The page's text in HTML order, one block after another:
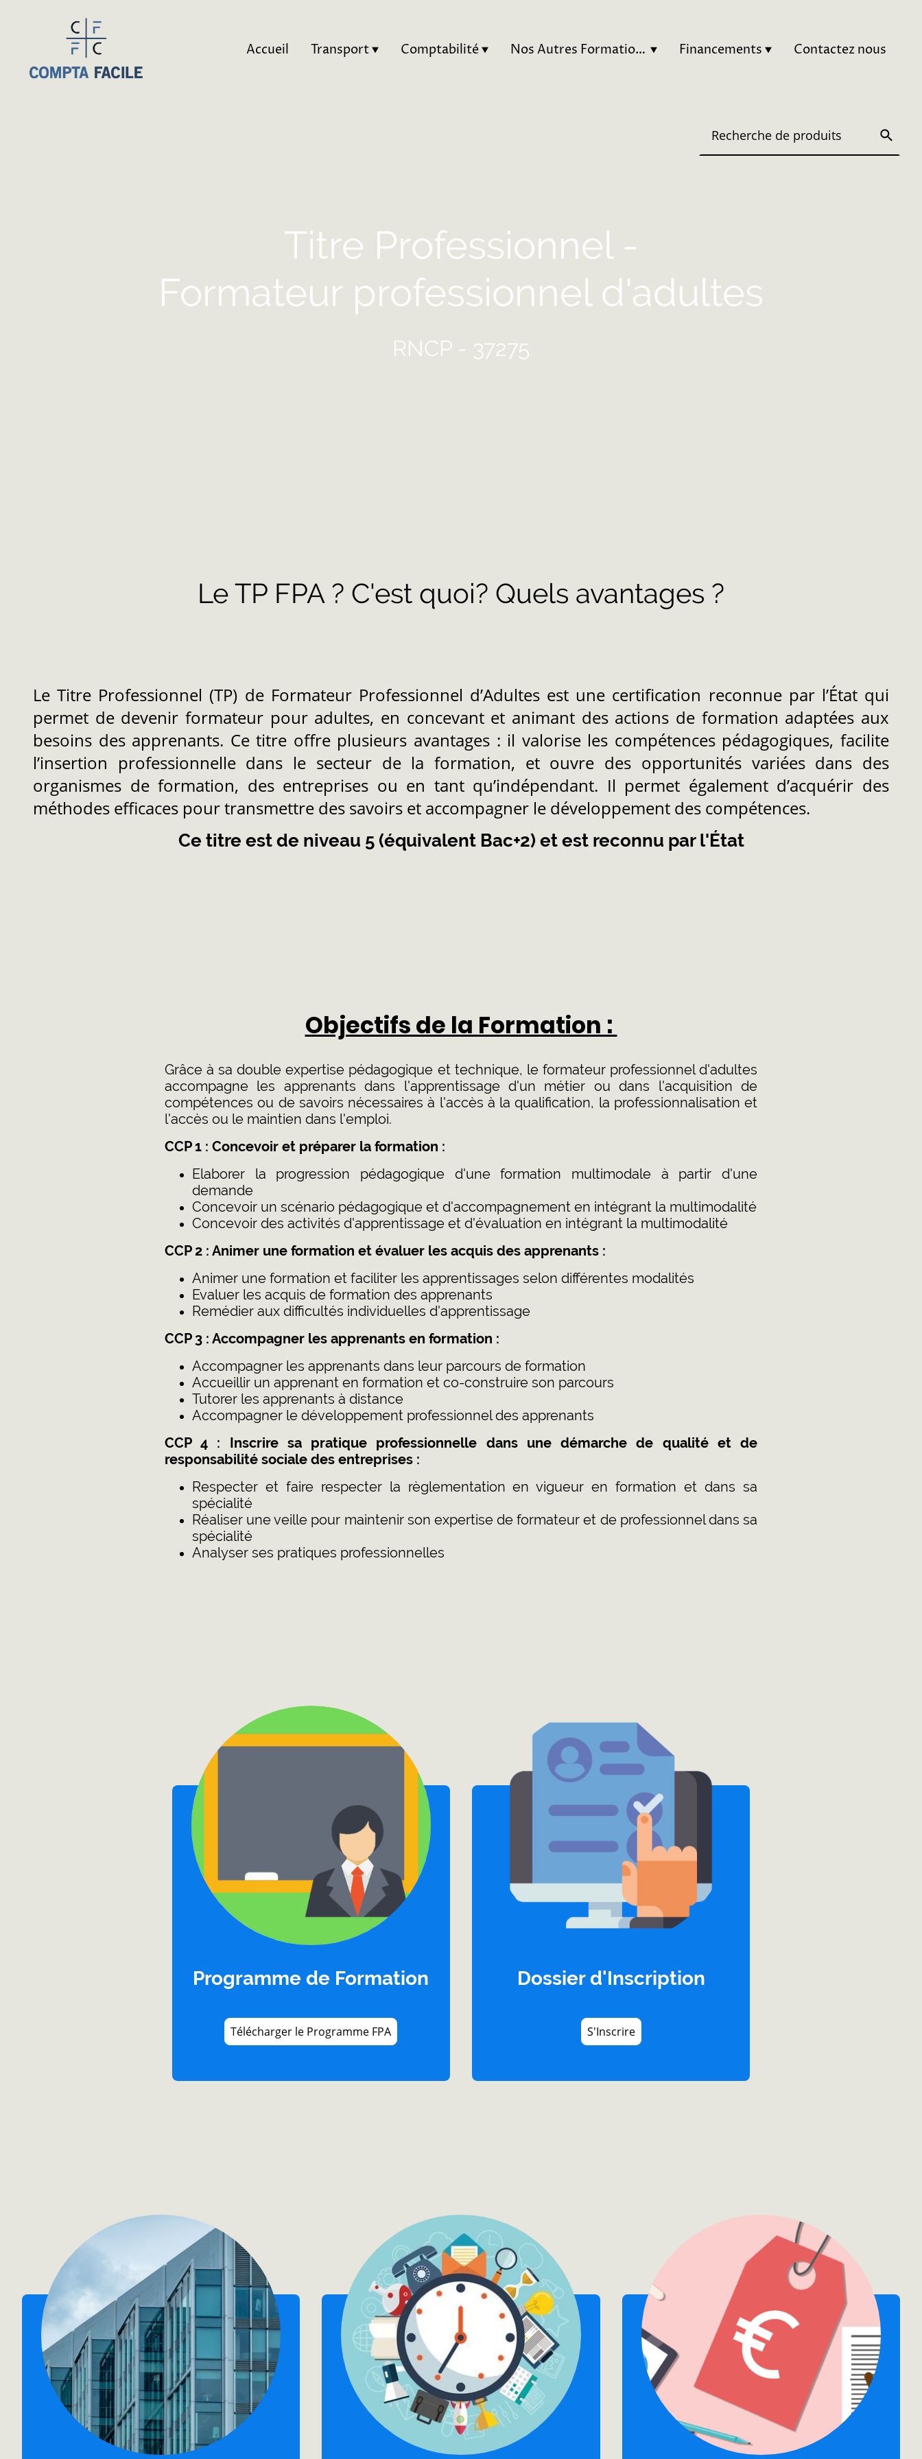
Accueil Transport Comptabilité Nos Autres Formations Financements Contactez nous
Titre Professionnel -
Formateur professionnel d'adultes
RNCP - 37275
Le TP FPA ? C'est quoi? Quels avantages ?
Le Titre Professionnel (TP) de Formateur Professionnel d’Adultes est une certification reconnue par l’État qui
permet de devenir formateur pour adultes, en concevant et animant des actions de formation adaptées aux
besoins des apprenants. Ce titre offre plusieurs avantages : il valorise les compétences pédagogiques, facilite
l’insertion professionnelle dans le secteur de la formation, et ouvre des opportunités variées dans des
organismes de formation, des entreprises ou en tant qu’indépendant. Il permet également d’acquérir des
méthodes efficaces pour transmettre des savoirs et accompagner le développement des compétences.
Ce titre est de niveau 5 (équivalent Bac+2) et est reconnu par l'État
Objectifs de la Formation :
Grâce à sa double expertise pédagogique et technique, le formateur professionnel d'adultes
accompagne les apprenants dans l'apprentissage d'un métier ou dans l'acquisition de
compétences ou de savoirs nécessaires à l'accès à la qualification, la professionnalisation et
l'accès ou le maintien dans l'emploi.
CCP 1 : Concevoir et préparer la formation :
Elaborer la progression pédagogique d'une formation multimodale à partir d'une
demande
Concevoir un scénario pédagogique et d'accompagnement en intégrant la multimodalité
Concevoir des activités d'apprentissage et d'évaluation en intégrant la multimodalité
CCP 2 : Animer une formation et évaluer les acquis des apprenants :
Animer une formation et faciliter les apprentissages selon différentes modalités
Evaluer les acquis de formation des apprenants
Remédier aux difficultés individuelles d'apprentissage
CCP 3 : Accompagner les apprenants en formation :
Accompagner les apprenants dans leur parcours de formation
Accueillir un apprenant en formation et co-construire son parcours
Tutorer les apprenants à distance
Accompagner le développement professionnel des apprenants
CCP 4 : Inscrire sa pratique professionnelle dans une démarche de qualité et de
responsabilité sociale des entreprises :
Respecter et faire respecter la règlementation en vigueur en formation et dans sa
spécialité
Réaliser une veille pour maintenir son expertise de formateur et de professionnel dans sa
spécialité
Analyser ses pratiques professionnelles
Programme de Formation
Télécharger le Programme FPA
Dossier d'Inscription
S'Inscrire